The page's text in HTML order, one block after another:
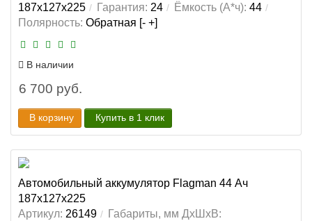
187x127x225
Гарантия: 24 Ёмкость (А*ч): 44
Полярность: Обратная [- +]
В наличии
6 700 руб.
В корзину Купить в 1 клик
Автомобильный аккумулятор Flagman 44 Ач
187x127x225
Артикул: 26149
Габариты, мм ДхШхВ: